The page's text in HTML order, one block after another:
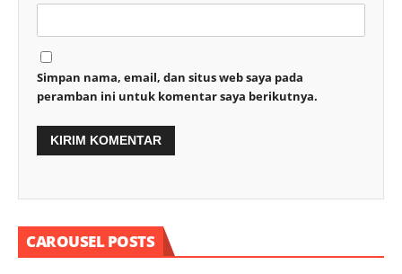
Simpan nama, email, dan situs web saya pada
peramban ini untuk komentar saya berikutnya.
CAROUSEL POSTS